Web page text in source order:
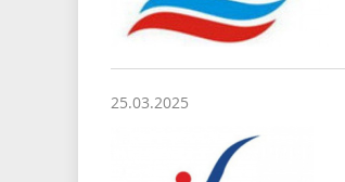
25.03.2025